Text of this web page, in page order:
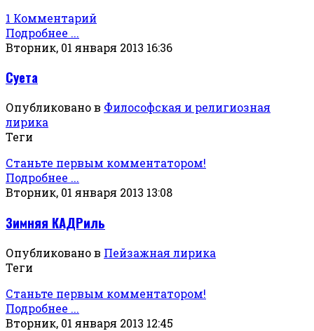
1 Комментарий
Подробнее ...
Вторник, 01 января 2013 16:36
Суета
Опубликовано в Философская и религиозная
лирика
Теги
Станьте первым комментатором!
Подробнее ...
Вторник, 01 января 2013 13:08
Зимняя КАДРиль
Опубликовано в Пейзажная лирика
Теги
Станьте первым комментатором!
Подробнее ...
Вторник, 01 января 2013 12:45